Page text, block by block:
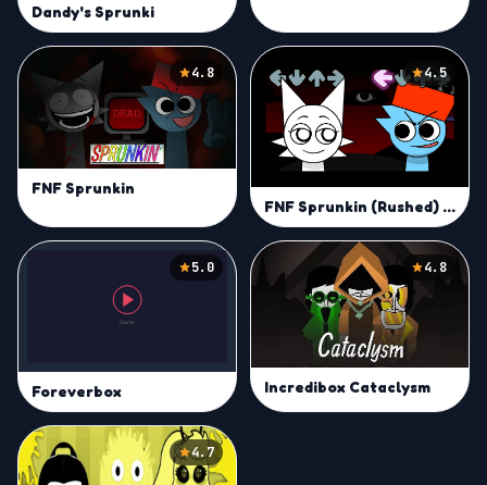
Dandy's Sprunki
4.8
FNF Sprunkin
4.5
FNF Sprunkin (Rushed) Mod
5.0
Foreverbox
4.8
Incredibox Cataclysm
4.7